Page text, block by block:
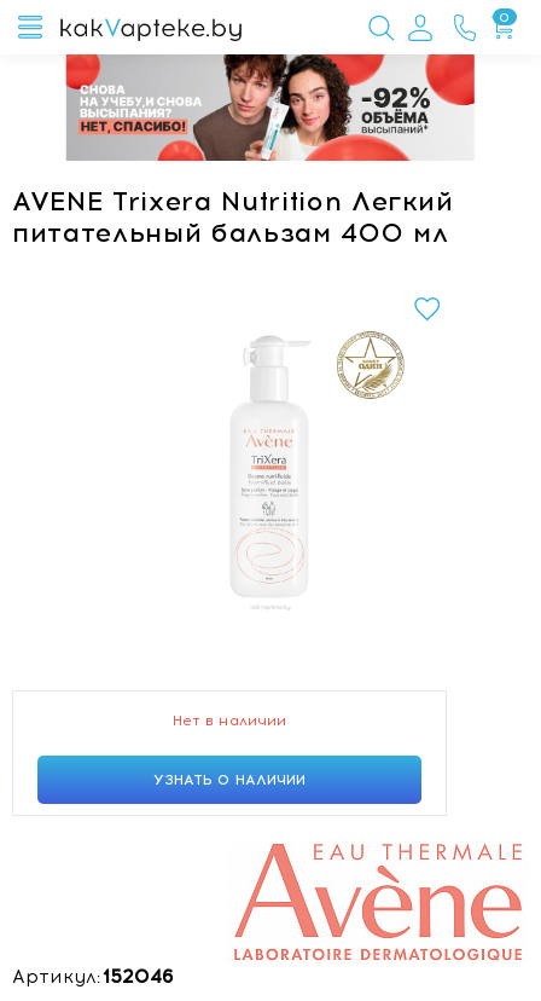
0
AVENE Trixera Nutrition Легкий
питательный бальзам 400 мл
Нет в наличии
УЗНАТЬ О НАЛИЧИИ
Артикул:152046